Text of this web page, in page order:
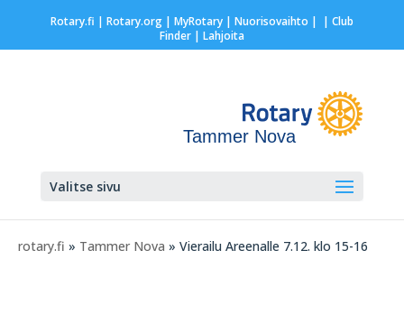
Rotary.fi | Rotary.org| MyRotary | Nuorisovaihto | | Club
Finder| Lahjoita
Tammer Nova
Valitse sivu
rotary.fi » Tammer Nova » Vierailu Areenalle 7.12. klo 15-16